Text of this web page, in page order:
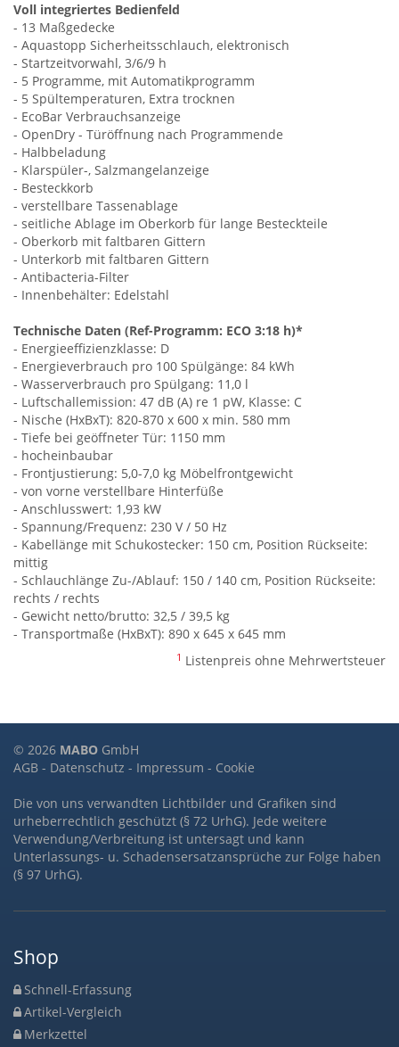
Voll integriertes Bedienfeld
- 13 Maßgedecke
- Aquastopp Sicherheitsschlauch, elektronisch
- Startzeitvorwahl, 3/6/9 h
- 5 Programme, mit Automatikprogramm
- 5 Spültemperaturen, Extra trocknen
- EcoBar Verbrauchsanzeige
- OpenDry - Türöffnung nach Programmende
- Halbbeladung
- Klarspüler-, Salzmangelanzeige
- Besteckkorb
- verstellbare Tassenablage
- seitliche Ablage im Oberkorb für lange Besteckteile
- Oberkorb mit faltbaren Gittern
- Unterkorb mit faltbaren Gittern
- Antibacteria-Filter
- Innenbehälter: Edelstahl
Technische Daten (Ref-Programm: ECO 3:18 h)*
- Energieeffizienzklasse: D
- Energieverbrauch pro 100 Spülgänge: 84 kWh
- Wasserverbrauch pro Spülgang: 11,0 l
- Luftschallemission: 47 dB (A) re 1 pW, Klasse: C
- Nische (HxBxT): 820-870 x 600 x min. 580 mm
- Tiefe bei geöffneter Tür: 1150 mm
- hocheinbaubar
- Frontjustierung: 5,0-7,0 kg Möbelfrontgewicht
- von vorne verstellbare Hinterfüße
- Anschlusswert: 1,93 kW
- Spannung/Frequenz: 230 V / 50 Hz
- Kabellänge mit Schukostecker: 150 cm, Position Rückseite:
mittig
- Schlauchlänge Zu-/Ablauf: 150 / 140 cm, Position Rückseite:
rechts / rechts
- Gewicht netto/brutto: 32,5 / 39,5 kg
- Transportmaße (HxBxT): 890 x 645 x 645 mm
1 Listenpreis ohne Mehrwertsteuer
© 2026 MABO GmbH
AGB - Datenschutz - Impressum - Cookie
Die von uns verwandten Lichtbilder und Grafiken sind
urheberrechtlich geschützt (§ 72 UrhG). Jede weitere
Verwendung/Verbreitung ist untersagt und kann
Unterlassungs- u. Schadensersatzansprüche zur Folge haben
(§ 97 UrhG).
Shop
Schnell-Erfassung
Artikel-Vergleich
Merkzettel